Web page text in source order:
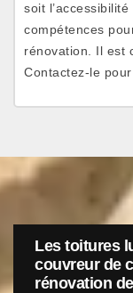
soit
compétences
rénovation. Il est
Contactez-le
Les toitures
couvreur de
rénovation